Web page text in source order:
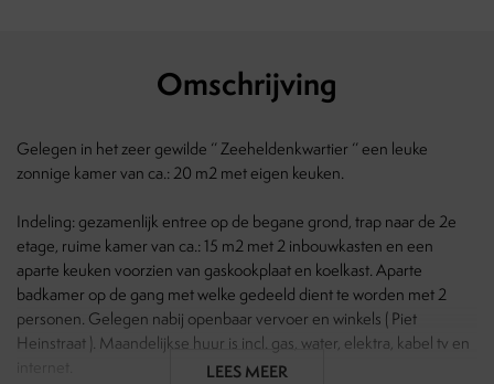
Omschrijving
Gelegen in het zeer gewilde ‘’ Zeeheldenkwartier ‘’ een leuke
zonnige kamer van ca.: 20 m2 met eigen keuken.
Indeling: gezamenlijk entree op de begane grond, trap naar de 2e
etage, ruime kamer van ca.: 15 m2 met 2 inbouwkasten en een
aparte keuken voorzien van gaskookplaat en koelkast. Aparte
badkamer op de gang met welke gedeeld dient te worden met 2
personen. Gelegen nabij openbaar vervoer en winkels ( Piet
Heinstraat ). Maandelijkse huur is incl. gas, water, elektra, kabel tv en
LEES MEER